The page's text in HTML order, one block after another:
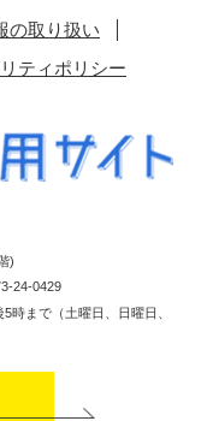
の取り扱い
ティポリシー
)
24-0429
時まで（土曜日、日曜日、